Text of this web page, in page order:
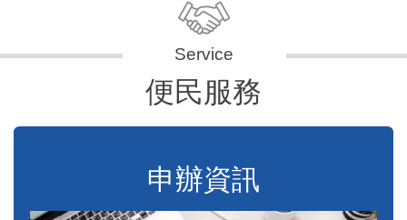
便民服務
申辦資訊